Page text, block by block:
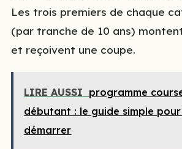
Les trois premiers de chaque
(par tranche de 10 ans)
et reçoivent une coupe.
LIRE AUSSI programme
débutant : le guide simple
démarrer